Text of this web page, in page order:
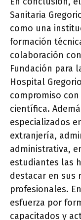
Sanitaria
como una
formación
colaboración
Fundación para
Hospital
compromiso
científica.
especializados
extranjería,
administrativa,
estudiantes las
destacar en sus
profesionales.
esfuerza por
capacitados y